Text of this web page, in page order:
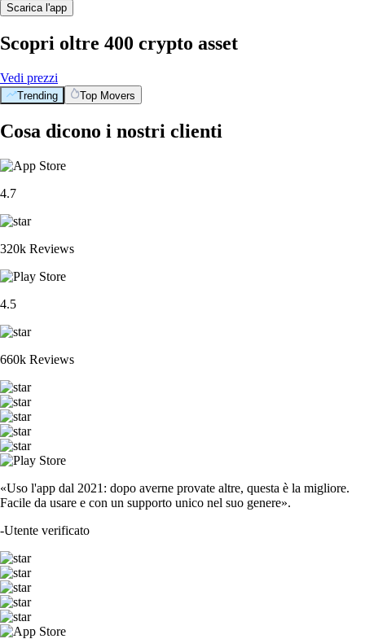
Scarica l'app
Scopri oltre 400 crypto asset
Vedi prezzi
Trending Top Movers
Cosa dicono i nostri clienti
4.7
320k Reviews
4.5
660k Reviews
«Uso l'app dal 2021: dopo averne provate altre, questa è la migliore.
Facile da usare e con un supporto unico nel suo genere».
-Utente verificato